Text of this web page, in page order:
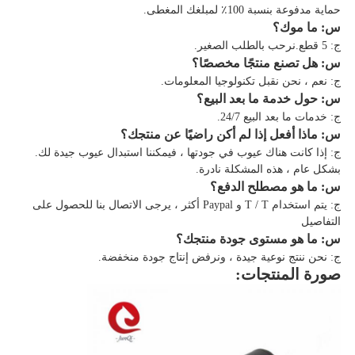
حماية مدفوعة بنسبة 100٪ لمبلغك المغطى.
س: ما موك؟
ج: 5 قطع.نرحب بالطلب الصغير.
س: هل تصنع منتجًا مخصصًا؟
ج: نعم ، نحن نقبل تكنولوجيا المعلومات.
س: حول خدمة ما بعد البيع؟
ج: خدمات ما بعد البيع 24/7.
س: ماذا أفعل إذا لم أكن راضيًا عن منتجك؟
ج: إذا كانت هناك عيوب في جودتها ، فيمكننا استبدال عيوب جيدة لك.
بشكل عام ، هذه المشكلة نادرة.
س: ما هو مصطلح الدفع؟
ج: يتم استخدام T / T و Paypal أكثر ، يرجى الاتصال بنا للحصول على
التفاصيل
س: ما هو مستوى جودة منتجك؟
ج: نحن ننتج نوعية جيدة ، ونرفض إنتاج جودة منخفضة.
صورة المنتجات: